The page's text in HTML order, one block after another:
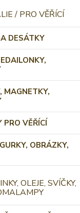
/ PRO VĚŘÍCÍ
DESÁTKY
MAGNETKY,
PRO VĚŘÍCÍ
OBRÁZKY,
OLEJE, SVÍČKY,